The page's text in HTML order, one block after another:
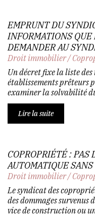
EMPRUNT DU
INFORMATIONS
DEMANDER AU
Droit immobilier/
Un décret fixe la liste
établissements prêteurs
examiner la solvabilité
Lire la suite
COPROPRIÉTÉ : PAS
AUTOMATIQUE
Droit immobilier/
Le syndicat des
des dommages survenus
vice de construction ou